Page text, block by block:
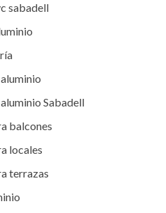
sabadell
Sabadell
balcones
locales
terrazas